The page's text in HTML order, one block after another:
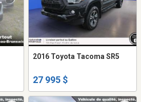
2016 Toyota Tacoma SR5
27 995 $